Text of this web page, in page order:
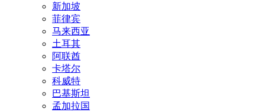
新加坡
菲律宾
马来西亚
土耳其
阿联酋
卡塔尔
科威特
巴基斯坦
孟加拉国